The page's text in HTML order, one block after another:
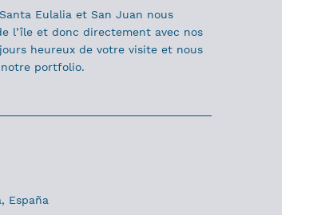
Eulalia et San Juan nous
l’île et donc directement avec nos
heureux de votre visite et nous
portfolio.
España